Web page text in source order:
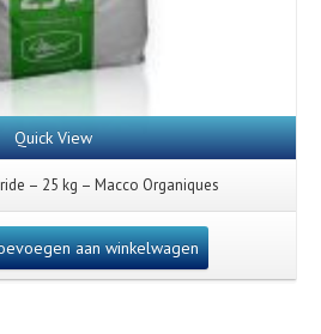
Quick View
– 25 kg – Macco Organiques
aan winkelwagen